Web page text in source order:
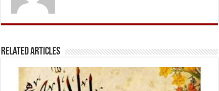
Related Articles